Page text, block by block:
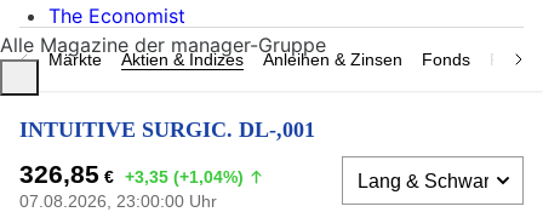
Märkte Aktien & Indizes Anleihen & Zinsen Fonds
INTUITIVE SURGIC. DL-,001
326,85 € +3,35 (+1,04%)
07.08.2026, 23:00:00 Uhr
The Economist
Alle Magazine der manager-Gruppe